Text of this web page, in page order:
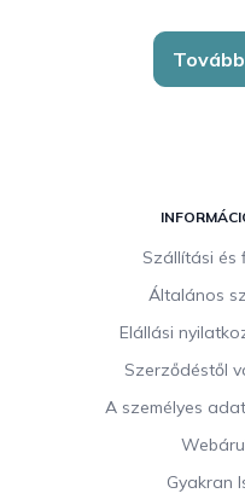
Szállítási és
Általános
Elállási
Szerződéstől
A személyes
Gyakran